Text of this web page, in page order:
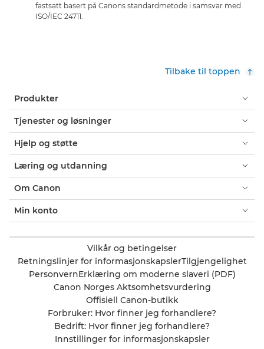
fastsatt basert på Canons standardmetode i samsvar med
ISO/IEC 24711.
Tilbake til toppen
Produkter
Tjenester og løsninger
Hjelp og støtte
Læring og utdanning
Om Canon
Min konto
Vilkår og betingelser
Retningslinjer for informasjonskapslerTilgjengelighet
PersonvernErklæring om moderne slaveri (PDF)
Canon Norges Aktsomhetsvurdering
Offisiell Canon-butikk
Forbruker: Hvor finner jeg forhandlere?
Bedrift: Hvor finner jeg forhandlere?
Innstillinger for informasjonskapsler